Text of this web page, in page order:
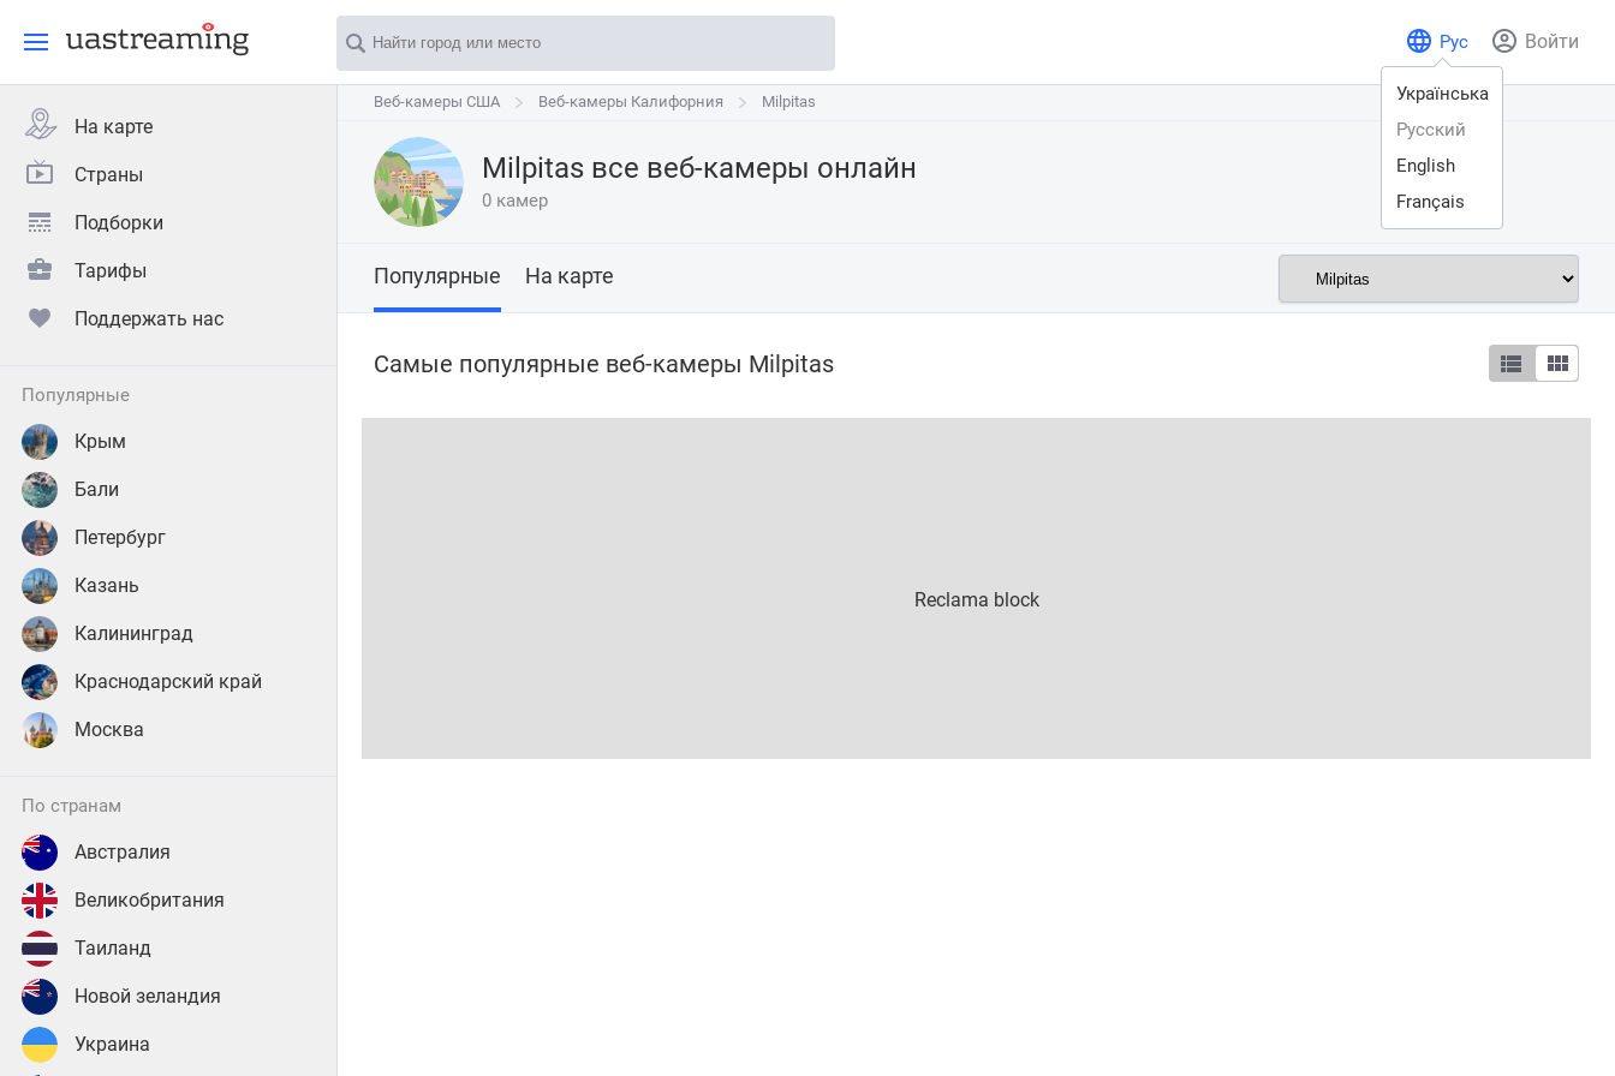
Войти
Рус
Українська
Русский
English
Français
На карте
Страны
Подборки
Тарифы
Поддержать нас
популярные
Крым
Бали
Петербург
Казань
Калининград
Краснодарский край
Москва
по странам
Австралия
Великобритания
Таиланд
Новой зеландия
Украина
Веб-камеры США Веб-камеры Калифорния Milpitas
Веб-камеры США Веб-камеры Калифорния Milpitas
Milpitas все веб-камеры онлайн
0 камер
Популярные На карте
Самые популярные веб-камеры Milpitas